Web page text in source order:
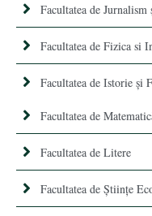
Facultatea de
Facultatea de Fizica si
Facultatea de Istorie şi
Facultatea de
Facultatea de Litere
Facultatea de Științe